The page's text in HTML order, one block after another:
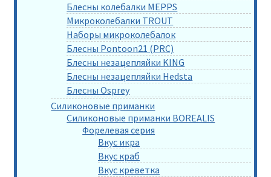
Блесны колебалки MEPPS
Микроколебалки TROUT
Наборы микроколебалок
Блесны Pontoon21 (PRC)
Блесны незацепляйки KING
Блесны незацепляйки Hedsta
Блесны Osprey
Силиконовые приманки
Силиконовые приманки BOREALIS
Форелевая серия
Вкус икра
Вкус краб
Вкус креветка